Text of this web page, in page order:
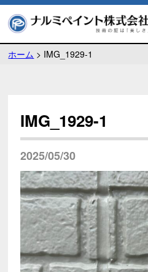
ホーム > IMG_1929-1
IMG_1929-1
2025/05/30